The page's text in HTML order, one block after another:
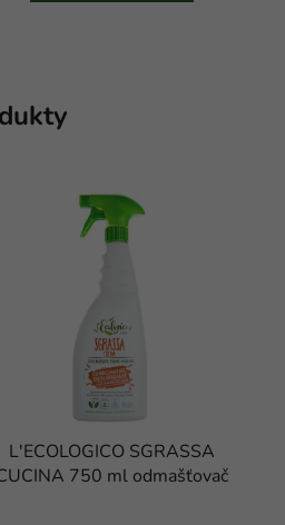
L'ECOLOGICO SGRASSA
750 ml odmašťovač